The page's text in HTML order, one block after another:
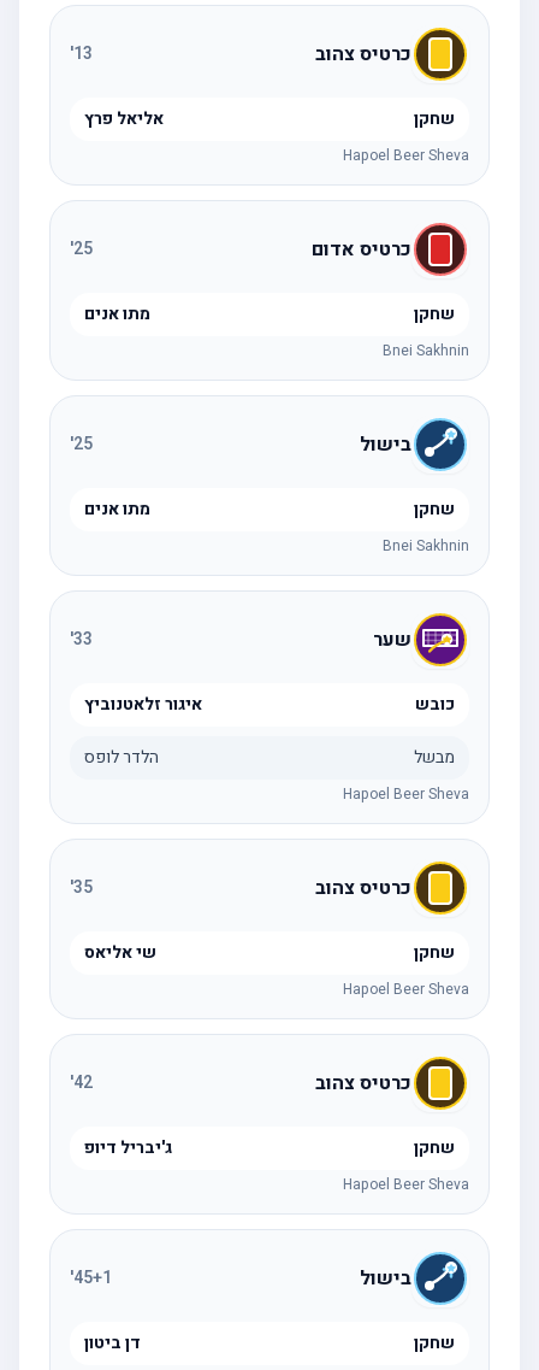
כרטיס צהוב 13
'
שחקן אליאל פרץ
Hapoel Beer Sheva
כרטיס אדום 25
'
שחקן מתו אנים
Bnei Sakhnin
בישול 25
'
שחקן מתו אנים
Bnei Sakhnin
שער 33
'
כובש איגור זלאטנוביץ
מבשל הלדר לופס
Hapoel Beer Sheva
כרטיס צהוב 35
'
שחקן שי אליאס
Hapoel Beer Sheva
כרטיס צהוב 42
'
שחקן ג'יבריל דיופ
Hapoel Beer Sheva
בישול 45+1
'
שחקן דן ביטון